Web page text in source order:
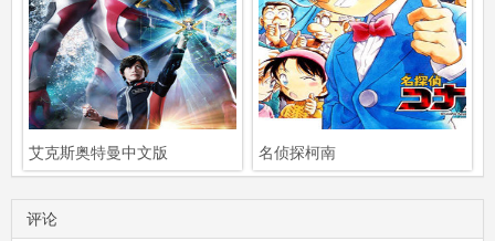
艾克斯奥特曼中文版 名侦探柯南
评论